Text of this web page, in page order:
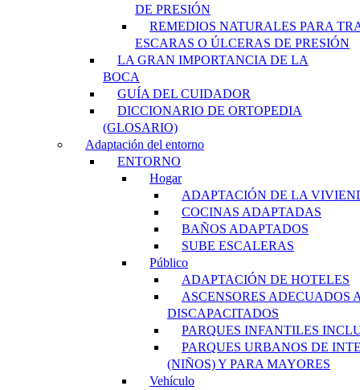
DE PRESIÓN
REMEDIOS NATURALES PARA
ESCARAS O ÚLCERAS DE PRESIÓN
LA GRAN IMPORTANCIA DE LA
BOCA
GUÍA DEL CUIDADOR
DICCIONARIO DE ORTOPEDIA
(GLOSARIO)
Adaptación del entorno
ENTORNO
Hogar
ADAPTACIÓN DE LA
COCINAS ADAPTADAS
BAÑOS ADAPTADOS
SUBE ESCALERAS
Público
ADAPTACIÓN DE HOTELES
ASCENSORES ADECUADOS
DISCAPACITADOS
PARQUES INFANTILES
PARQUES URBANOS DE
(NIÑOS) Y PARA MAYORES
Vehículo